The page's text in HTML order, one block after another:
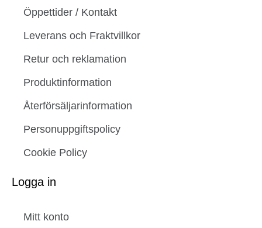
Öppettider / Kontakt
Leverans och Fraktvillkor
Retur och reklamation
Produktinformation
Återförsäljarinformation
Personuppgiftspolicy
Cookie Policy
Logga in
Mitt konto